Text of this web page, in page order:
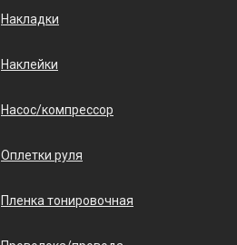
Накладки
Наклейки
Насос/компрессор
Оплетки руля
Пленка тонировочная